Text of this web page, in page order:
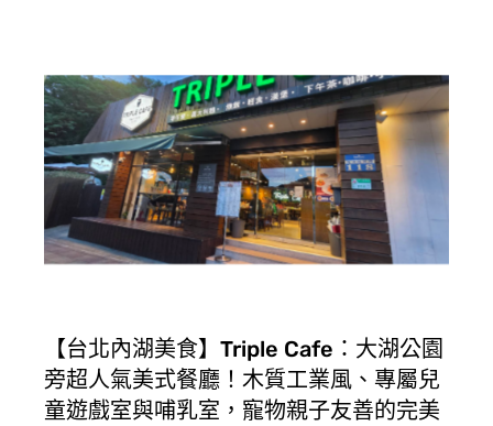
【台北內湖美食】Triple Cafe：大湖公園
旁超人氣美式餐廳！木質工業風、專屬兒
童遊戲室與哺乳室，寵物親子友善的完美